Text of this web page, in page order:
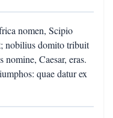
nomen, Scipio
nobilius domito tribuit
Caesar, eras.
quae datur ex